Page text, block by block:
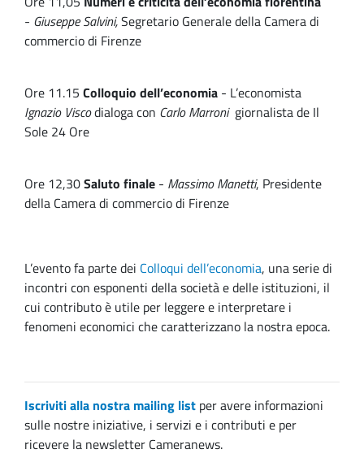
- Giuseppe Salvini,Segretario Generale della Camera di
commercio di Firenze
Ore 11.15 Colloquio dell’economia - L’economista
Ignazio Viscodialoga con Carlo Marronigiornalista de Il
Sole 24 Ore
Ore 12,30Saluto finale - Massimo Manetti, Presidente
della Camera di commercio di Firenze
L’evento fa parte dei Colloqui dell’economia, una serie di
incontri con esponenti della società e delle istituzioni, il
cui contributo è utile per leggere e interpretare i
fenomeni economici che caratterizzano la nostra epoca.
Iscriviti alla nostra mailing list per avere informazioni
sulle nostre iniziative, i servizi e i contributi e per
ricevere la newsletter Cameranews.